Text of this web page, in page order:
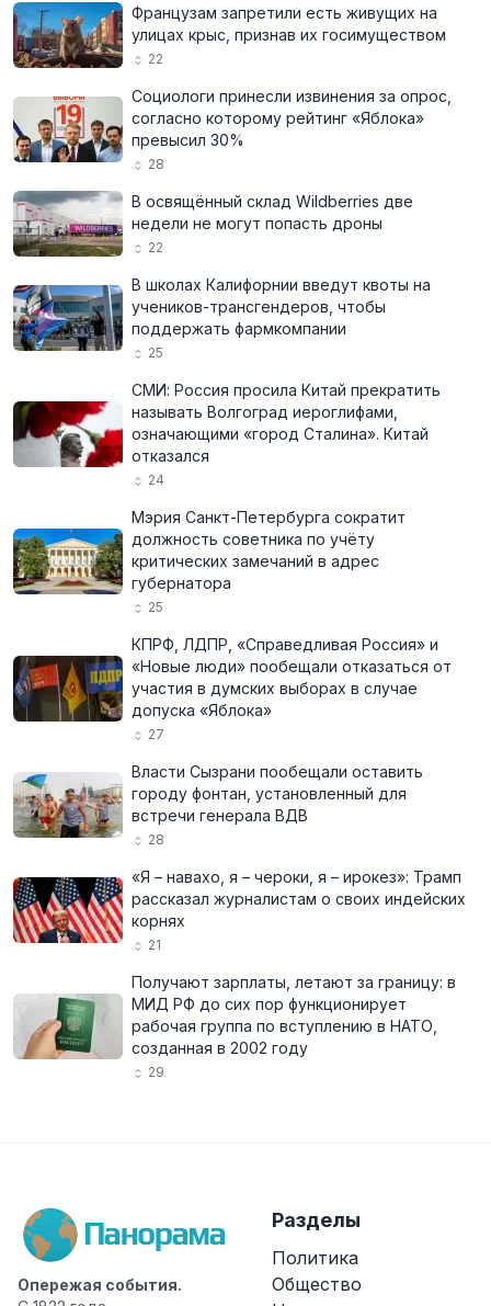
Французам запретили есть живущих на
улицах крыс, признав их госимуществом
22
Социологи принесли извинения за опрос,
согласно которому рейтинг «Яблока»
превысил 30%
28
В освящённый склад Wildberries две
недели не могут попасть дроны
22
В школах Калифорнии введут квоты на
учеников-трансгендеров, чтобы
поддержать фармкомпании
25
СМИ: Россия просила Китай прекратить
называть Волгоград иероглифами,
означающими «город Сталина». Китай
отказался
24
Мэрия Санкт-Петербурга сократит
должность советника по учёту
критических замечаний в адрес
губернатора
25
КПРФ, ЛДПР, «Справедливая Россия» и
«Новые люди» пообещали отказаться от
участия в думских выборах в случае
допуска «Яблока»
27
Власти Сызрани пообещали оставить
городу фонтан, установленный для
встречи генерала ВДВ
28
«Я – навахо, я – чероки, я – ирокез»: Трамп
рассказал журналистам о своих индейских
корнях
21
Получают зарплаты, летают за границу: в
МИД РФ до сих пор функционирует
рабочая группа по вступлению в НАТО,
созданная в 2002 году
29
Опережая события.
Разделы
Политика
Общество